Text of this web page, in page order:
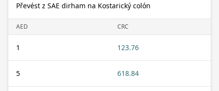
Převést z SAE dirham na Kostarický colón
AED CRC
1 123.76
5 618.84